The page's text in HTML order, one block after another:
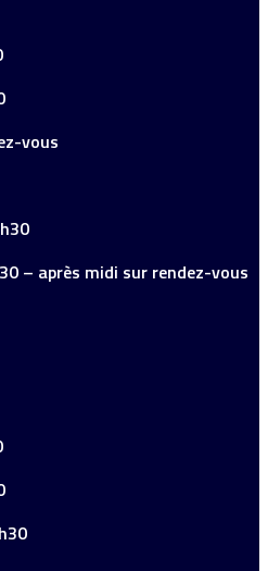
vous
– après midi sur rendez-vous